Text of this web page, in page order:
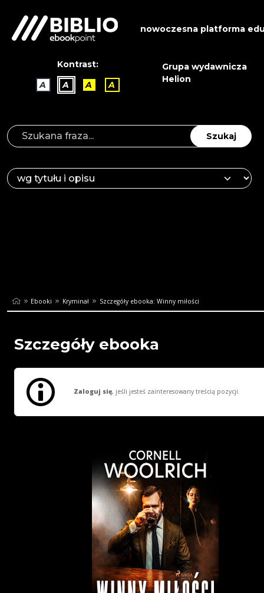
nowoczesna platforma
Kontrast:
A
A A A
Grupa wydawnicza
Helion
Szukaj
Ebooki Kryminał Szczegóły ebooka: Winny miłości
Szczegóły ebooka
Zaloguj się, jeśli jesteś zainteresowany treścią pozycji.